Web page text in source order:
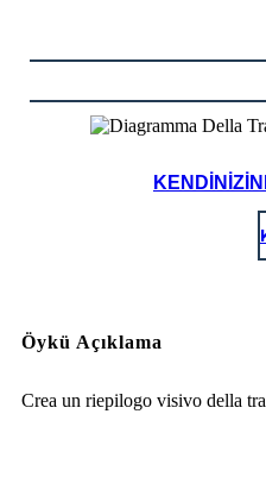
Öykü Açıklama
Crea un riepilogo visivo della